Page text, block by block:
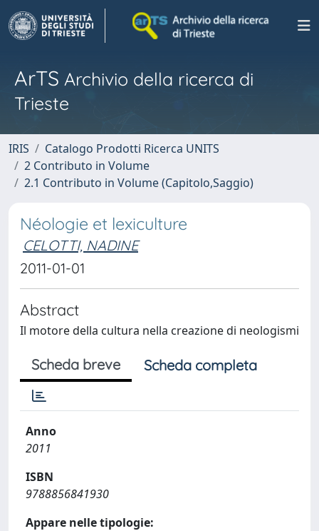
ArTS Archivio della ricerca di
Trieste
IRIS
Catalogo Prodotti Ricerca UNITS
2 Contributo in Volume
2.1 Contributo in Volume (Capitolo,Saggio)
Néologie et lexiculture
CELOTTI, NADINE
2011-01-01
Abstract
Il motore della cultura nella creazione di neologismi
Scheda breve Scheda completa
Anno
2011
ISBN
9788856841930
Appare nelle tipologie: